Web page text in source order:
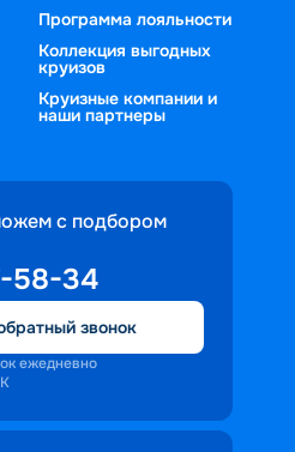
Программа лояльности
Коллекция выгодных
круизов
Круизные компании и
наши партнеры
с подбором
58-34
звонок
ежедневно